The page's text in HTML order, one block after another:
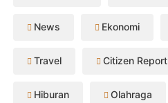
News Ekonomi
Travel Citizen Report
Hiburan Olahraga